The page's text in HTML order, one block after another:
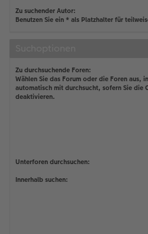
Zu suchender Autor:
Benutzen Sie ein * als Platzhalter für
Zu durchsuchende Foren:
Wählen Sie das Forum oder die Foren aus,
automatisch mit durchsucht, sofern Sie die
deaktivieren.
Unterforen durchsuchen:
Innerhalb suchen: